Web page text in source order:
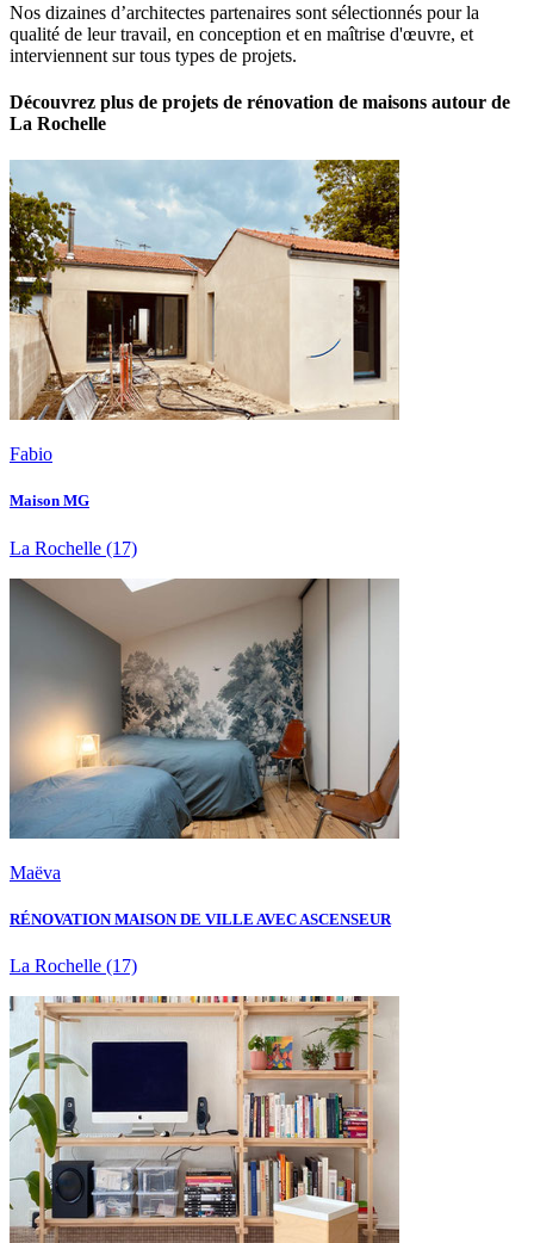
Nos dizaines d’architectes partenaires sont sélectionnés pour la
qualité de leur travail, en conception et en maîtrise d'œuvre, et
interviennent sur tous types de projets.
Découvrez plus de projets de rénovation de maisons autour de
La Rochelle
Fabio
Maison MG
La Rochelle (17)
Maëva
RÉNOVATION MAISON DE VILLE AVEC ASCENSEUR
La Rochelle (17)